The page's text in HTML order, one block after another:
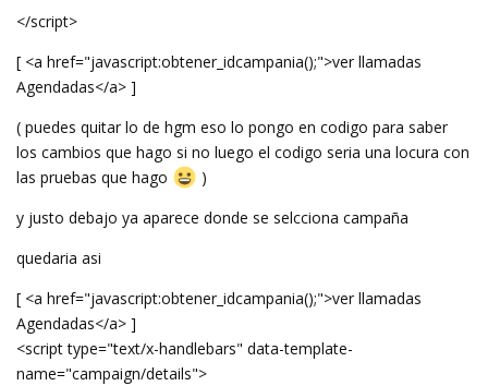
</script>
[ <a href="javascript:obtener_idcampania();">ver llamadas
Agendadas</a> ]
( puedes quitar lo de hgm eso lo pongo en codigo para saber
los cambios que hago si no luego el codigo seria una locura con
las pruebas que hago
)
y justo debajo ya aparece donde se selcciona campaña
quedaria asi
[ <a href="javascript:obtener_idcampania();">ver llamadas
Agendadas</a> ]
<script type="text/x-handlebars" data-template-
name="campaign/details">